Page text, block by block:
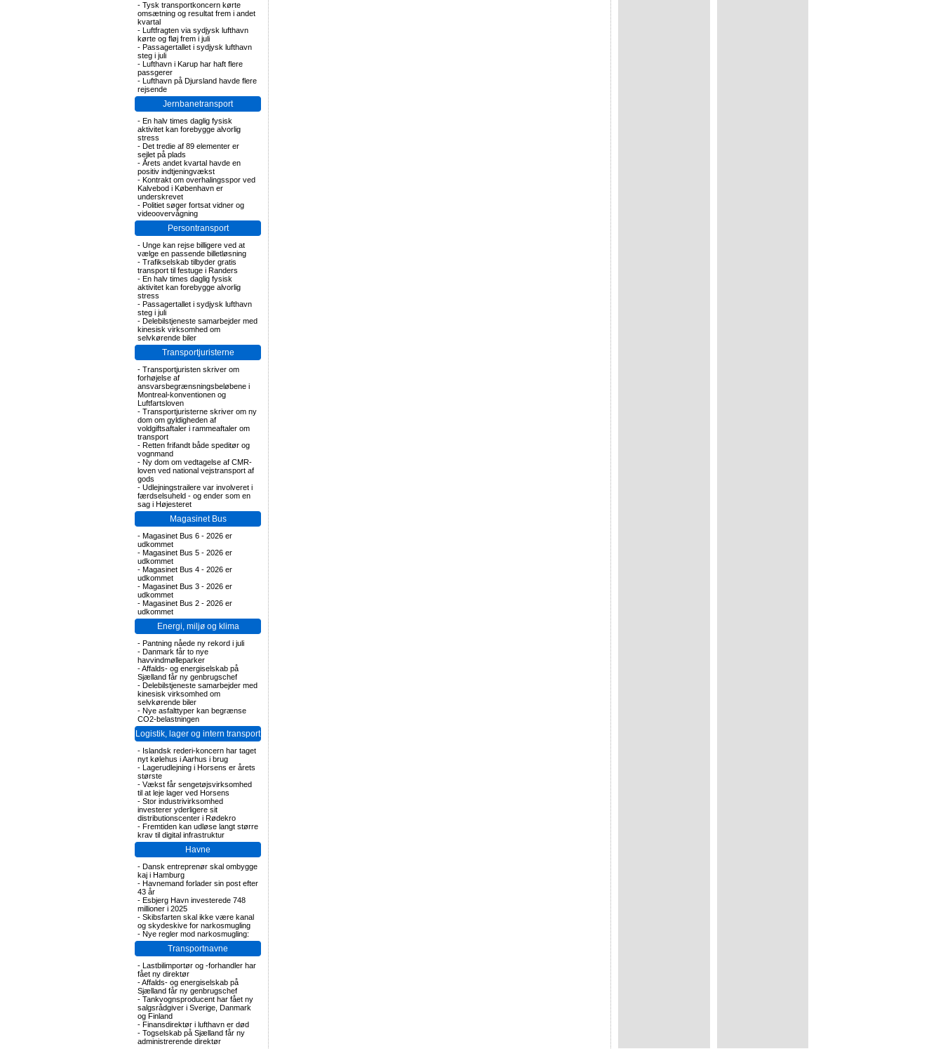
- Tysk transportkoncern kørte
omsætning og resultat frem i andet
kvartal
- Luftfragten via sydjysk lufthavn
kørte og fløj frem i juli
- Passagertallet i sydjysk lufthavn
steg i juli
- Lufthavn i Karup har haft flere
passgerer
- Lufthavn på Djursland havde flere
rejsende
Jernbanetransport
- En halv times daglig fysisk
aktivitet kan forebygge alvorlig
stress
- Det tredie af 89 elementer er
sejlet på plads
- Årets andet kvartal havde en
positiv indtjeningvækst
- Kontrakt om overhalingsspor ved
Kalvebod i København er
underskrevet
- Politiet søger fortsat vidner og
videoovervågning
Persontransport
- Unge kan rejse billigere ved at
vælge en passende billetløsning
- Trafikselskab tilbyder gratis
transport til festuge i Randers
- En halv times daglig fysisk
aktivitet kan forebygge alvorlig
stress
- Passagertallet i sydjysk lufthavn
steg i juli
- Delebilstjeneste samarbejder med
kinesisk virksomhed om
selvkørende biler
Transportjuristerne
- Transportjuristen skriver om
forhøjelse af
ansvarsbegrænsningsbeløbene i
Montreal-konventionen og
Luftfartsloven
- Transportjuristerne skriver om ny
dom om gyldigheden af
voldgiftsaftaler i rammeaftaler om
transport
- Retten frifandt både speditør og
vognmand
- Ny dom om vedtagelse af CMR-
loven ved national vejstransport af
gods
- Udlejningstrailere var involveret i
færdselsuheld - og ender som en
sag i Højesteret
Magasinet Bus
- Magasinet Bus 6 - 2026 er
udkommet
- Magasinet Bus 5 - 2026 er
udkommet
- Magasinet Bus 4 - 2026 er
udkommet
- Magasinet Bus 3 - 2026 er
udkommet
- Magasinet Bus 2 - 2026 er
udkommet
Energi, miljø og klima
- Pantning nåede ny rekord i juli
- Danmark får to nye
havvindmølleparker
-Affalds- og energiselskab på
Sjælland får ny genbrugschef
- Delebilstjeneste samarbejder med
kinesisk virksomhed om
selvkørende biler
- Nye asfalttyper kan begrænse
CO2-belastningen
Logistik, lager og intern transport
- Islandsk rederi-koncern har taget
nyt kølehus i Aarhus i brug
- Lagerudlejning i Horsens er årets
største
- Vækst får sengetøjsvirksomhed
til at leje lager ved Horsens
- Stor industrivirksomhed
investerer yderligere sit
distributionscenter i Rødekro
- Fremtiden kan udløse langt større
krav til digital infrastruktur
Havne
- Dansk entreprenør skal ombygge
kaj i Hamburg
- Havnemand forlader sin post efter
43 år
- Esbjerg Havn investerede 748
millioner i 2025
- Skibsfarten skal ikke være kanal
og skydeskive for narkosmugling
- Nye regler mod narkosmugling:
Transportnavne
- Lastbilimportør og -forhandler har
fået ny direktør
-Affalds- og energiselskab på
Sjælland får ny genbrugschef
- Tankvognsproducent har fået ny
salgsrådgiver i Sverige, Danmark
og Finland
- Finansdirektør i lufthavn er død
- Togselskab på Sjælland får ny
administrerende direktør